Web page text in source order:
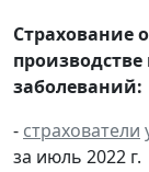
Страхование
заболеваний:
- страхователи
за июль 2022 г.